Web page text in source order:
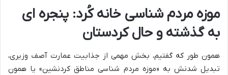
موزه مردم شناسی خانه کُرد: پنجره ای
به گذشته و حال کردستان
همون طور که گفتیم، بخش مهمی از جذابیت عمارت آصف وزیری،
تبدیل شدنش به «موزه مردم شناسی مناطق کردنشین» یا همون